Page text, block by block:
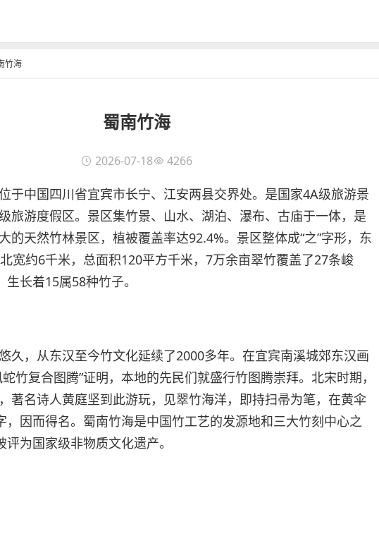
竹海
蜀南竹海
2026-07-18 4266
于中国四川省宜宾市长宁、江安两县交界处。是国家4A级旅游景
旅游度假区。景区集竹景、山水、湖泊、瀑布、古庙于一体，是
的天然竹林景区，植被覆盖率达92.4%。景区整体成“之”字形，东
宽约6千米，总面积120平方千米，7万余亩翠竹覆盖了27条峻
长着15属58种竹子。
久，从东汉至今竹文化延续了2000多年。在宜宾南溪城郊东汉画
竹复合图腾”证明，本地的先民们就盛行竹图腾崇拜。北宋时期，
著名诗人黄庭坚到此游玩，见翠竹海洋，即持扫帚为笔，在黄伞
，因而得名。蜀南竹海是中国竹工艺的发源地和三大竹刻中心之
评为国家级非物质文化遗产。